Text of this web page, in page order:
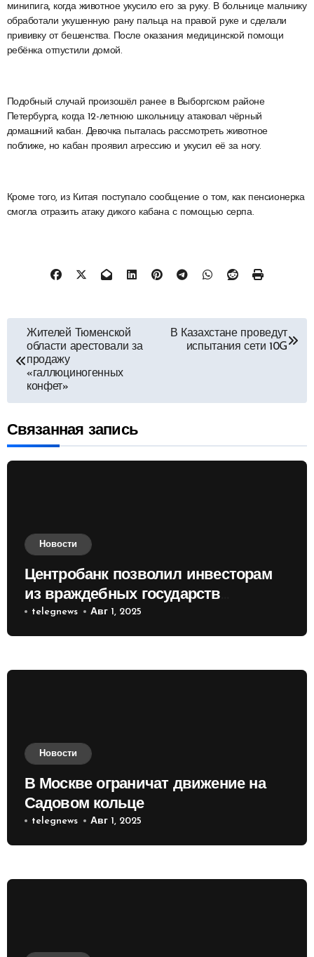
минипига, когда животное укусило его за руку. В больнице мальчику
обработали укушенную рану пальца на правой руке и сделали
прививку от бешенства. После оказания медицинской помощи
ребёнка отпустили домой.
Подобный случай произошёл ранее в Выборгском районе
Петербурга, когда 12-летнюю школьницу атаковал чёрный
домашний кабан. Девочка пыталась рассмотреть животное
поближе, но кабан проявил агрессию и укусил её за ногу.
Кроме того, из Китая поступало сообщение о том, как пенсионерка
смогла отразить атаку дикого кабана с помощью серпа.
Навигация
по
записям
Жителей Тюменской
области арестовали за
продажу
«галлюциногенных
конфет»
В Казахстане проведут
испытания сети 10G
Связанная запись
Новости
Центробанк позволил инвесторам
из враждебных государств
приобретать валюту
telegnews Авг 1, 2025
Новости
В Москве ограничат движение на
Садовом кольце
telegnews Авг 1, 2025